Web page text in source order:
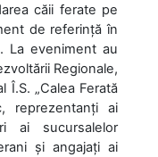
căii ferate pe
de referință în
La eveniment au
Regionale,
Î.S. „Calea Ferată
reprezentanți ai
ai sucursalelor
și angajați ai